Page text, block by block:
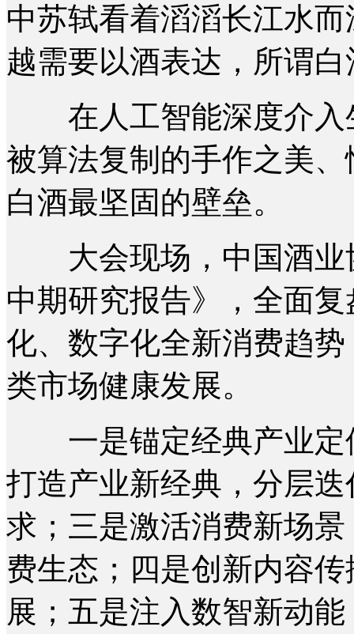
中苏轼看着滔滔长江水
越需要以酒表达，所谓
在人工智能深度介入
被算法复制的手作之美
白酒最坚固的壁垒。
大会现场，中国酒业
中期研究报告》，全面
化、数字化全新消费趋
类市场健康发展。
一是锚定经典产业定
打造产业新经典，分层
求；三是激活消费新场
费生态；四是创新内容
展；五是注入数智新动